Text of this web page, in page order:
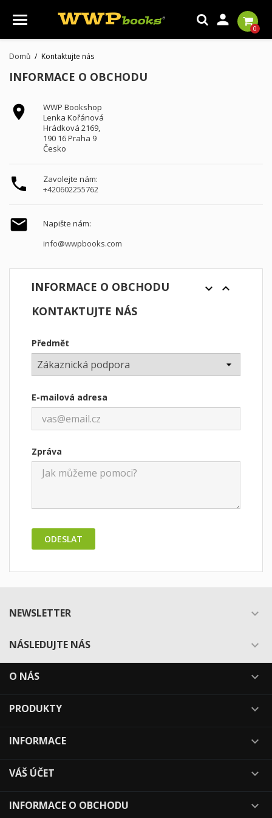

0
Domů Kontaktujte nás
INFORMACE O OBCHODU

WWP Bookshop
Lenka Kořánová
Hrádková 2169,
190 16 Praha 9
Česko

Zavolejte nám:
+420602255762

Napište nám:
info@wwpbooks.com
INFORMACE O OBCHODU 

KONTAKTUJTE NÁS
Předmět
E-mailová adresa
Zpráva
NEWSLETTER 
NÁSLEDUJTE NÁS 
O NÁS 
PRODUKTY 
INFORMACE 
VÁŠ ÚČET 
INFORMACE O OBCHODU 